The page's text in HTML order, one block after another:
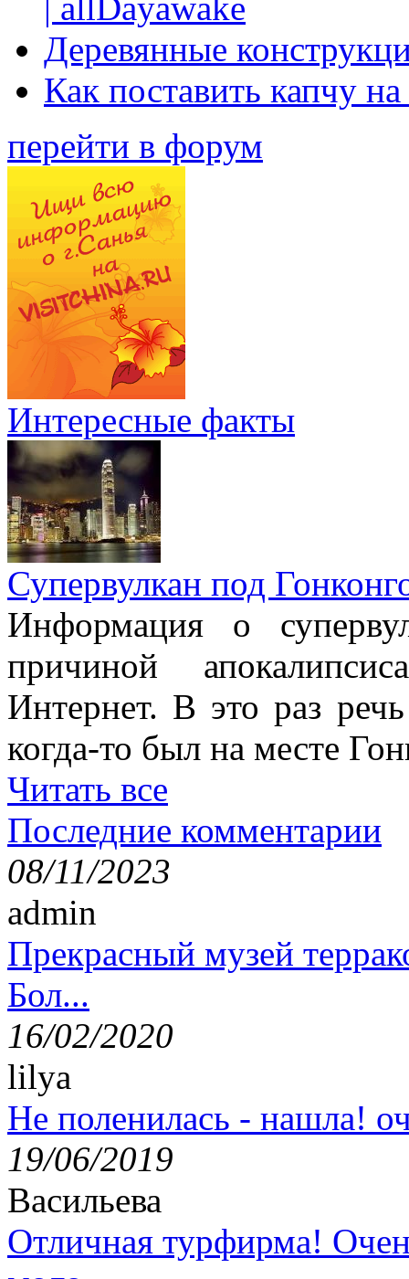
Деревянные
Как поставить капчу
перейти в форум
Интересные факты
Супервулкан под
Информация о
причиной
Интернет. В это раз
когда-то был на месте
Читать все
Последние комментарии
08/11/2023
admin
Прекрасный музей
Бол...
16/02/2020
lilya
Не поленилась - нашла!
19/06/2019
Васильева
Отличная турфирма!